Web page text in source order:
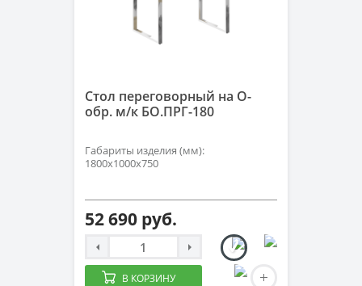
Стол переговорный на О-
обр. м/к БО.ПРГ-180
Габариты изделия (мм):
1800х1000х750
52 690 руб.
В КОРЗИНУ